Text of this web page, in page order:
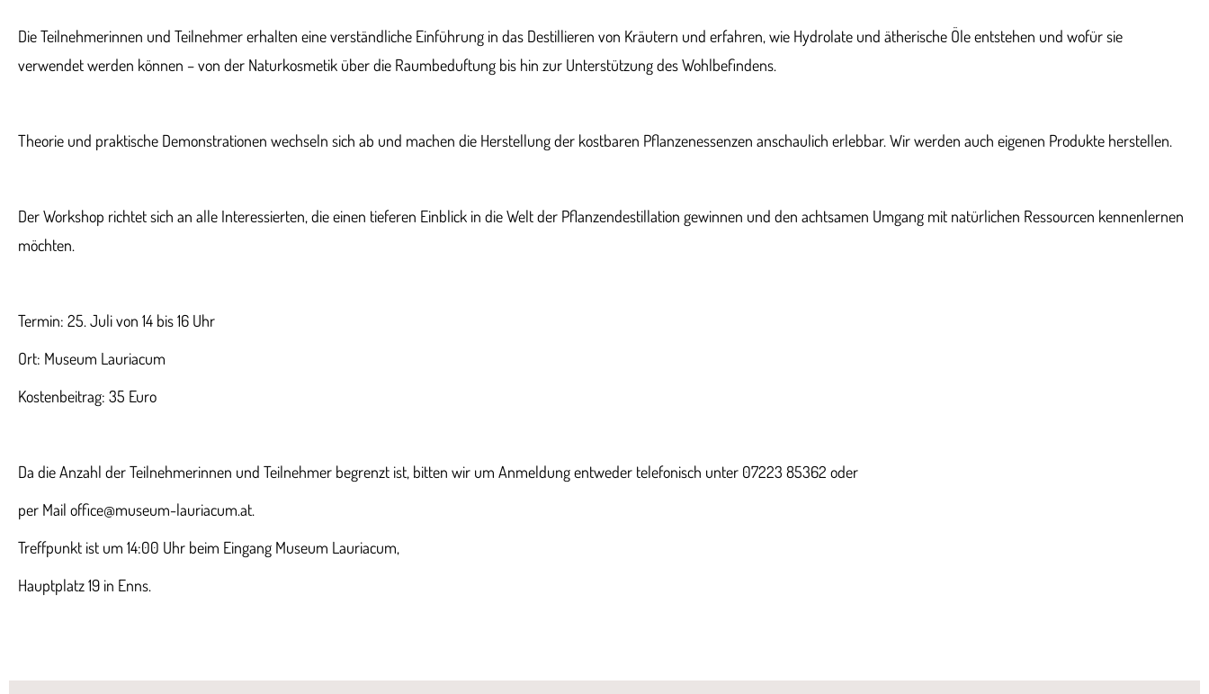
Die Teilnehmerinnen und Teilnehmer erhalten eine verständliche Einführung in das Destillieren von Kräutern und erfahren, wie Hydrolate und ätherische Öle entstehen und wofür sie
verwendet werden können – von der Naturkosmetik über die Raumbeduftung bis hin zur Unterstützung des Wohlbefindens.
Theorie und praktische Demonstrationen wechseln sich ab und machen die Herstellung der kostbaren Pflanzenessenzen anschaulich erlebbar. Wir werden auch eigenen Produkte herstellen.
Der Workshop richtet sich an alle Interessierten, die einen tieferen Einblick in die Welt der Pflanzendestillation gewinnen und den achtsamen Umgang mit natürlichen Ressourcen kennenlernen
möchten.
Termin: 25. Juli von 14 bis 16 Uhr
Ort: Museum Lauriacum
Kostenbeitrag: 35 Euro
Da die Anzahl der Teilnehmerinnen und Teilnehmer begrenzt ist, bitten wir um Anmeldung entweder telefonisch unter 07223 85362 oder
per Mail office@museum-lauriacum.at.
Treffpunkt ist um 14:00 Uhr beim Eingang Museum Lauriacum,
Hauptplatz 19 in Enns.